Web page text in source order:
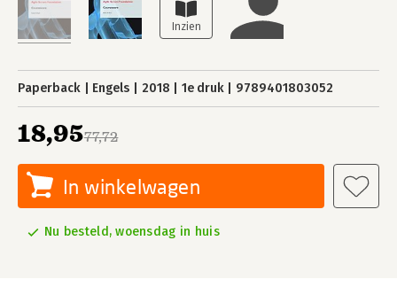
Paperback Engels 2018 1e druk 9789401803052
77,72
18,95
In winkelwagen
Nu besteld, woensdag in huis